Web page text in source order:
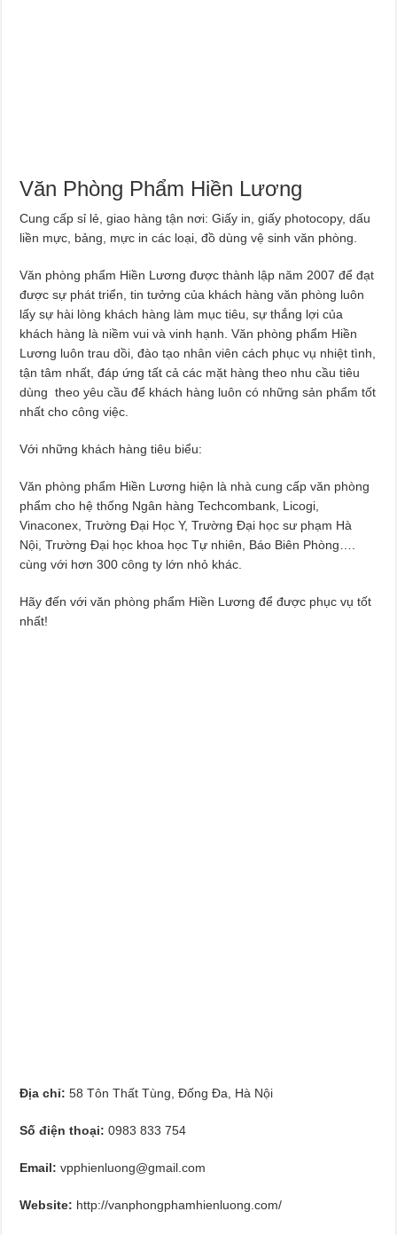
Văn Phòng Phẩm Hiền Lương
Cung cấp sỉ lẻ, giao hàng tận nơi: Giấy in, giấy photocopy, dấu
liền mực, bảng, mực in các loại, đồ dùng vệ sinh văn phòng.
Văn phòng phẩm Hiền Lương được thành lập năm 2007 để đạt
được sự phát triển, tin tưởng của khách hàng văn phòng luôn
lấy sự hài lòng khách hàng làm mục tiêu, sự thắng lợi của
khách hàng là niềm vui và vinh hạnh. Văn phòng phẩm Hiền
Lương luôn trau dồi, đào tạo nhân viên cách phục vụ nhiệt tình,
tận tâm nhất, đáp ứng tất cả các mặt hàng theo nhu cầu tiêu
dùng theo yêu cầu để khách hàng luôn có những sản phẩm tốt
nhất cho công việc.
Với những khách hàng tiêu biểu:
Văn phòng phẩm Hiền Lương hiện là nhà cung cấp văn phòng
phẩm cho hệ thống Ngân hàng Techcombank, Licogi,
Vinaconex, Trường Đại Học Y, Trường Đại học sư phạm Hà
Nội, Trường Đại học khoa học Tự nhiên, Báo Biên Phòng….
cùng với hơn 300 công ty lớn nhỏ khác.
Hãy đến với văn phòng phẩm Hiền Lương để được phục vụ tốt
nhất!
Địa chỉ:58 Tôn Thất Tùng, Đống Đa, Hà Nội
Số điện thoại: 0983 833 754
Email: vpphienluong@gmail.com
Website: http://vanphongphamhienluong.com/